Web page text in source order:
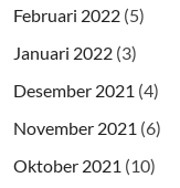
Februari 2022 (5)
Januari 2022 (3)
Desember 2021 (4)
November 2021 (6)
Oktober 2021 (10)